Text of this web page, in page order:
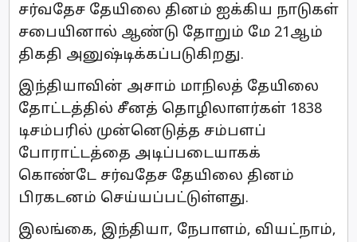
சர்வதேச தேயிலை தினம் ஐக்கிய நாடுகள்
சபையினால் ஆண்டு தோறும் மே 21ஆம்
திகதி அனுஷ்டிக்கப்படுகிறது.
இந்தியாவின் அசாம் மாநிலத் தேயிலை
தோட்டத்தில் சீனத் தொழிலாளர்கள் 1838
டிசம்பரில் முன்னெடுத்த சம்பளப்
போராட்டத்தை அடிப்படையாகக்
கொண்டே சர்வதேச தேயிலை தினம்
பிரகடனம் செய்யப்பட்டுள்ளது.
இலங்கை, இந்தியா, நேபாளம், வியட்நாம்,